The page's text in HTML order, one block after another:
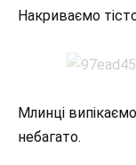
Накриваємо
Млинці
небагато.